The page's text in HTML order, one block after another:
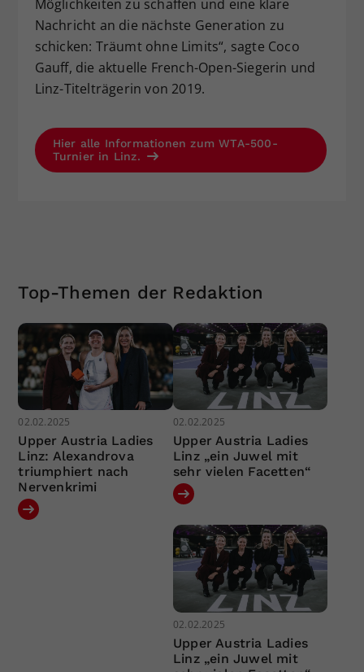
Möglichkeiten zu schaffen und eine klare
Nachricht an die nächste Generation zu
schicken: Träumt ohne Limits“, sagte Coco
Gauff, die aktuelle French-Open-Siegerin und
Linz-Titelträgerin von 2019.
Hier alle Informationen zum WTA-500-
Turnier in Linz.
Top-Themen der Redaktion
02.02.2025
Upper Austria Ladies
Linz: Alexandrova
triumphiert nach
Nervenkrimi
02.02.2025
Upper Austria Ladies
Linz „ein Juwel mit
sehr vielen Facetten“
02.02.2025
Upper Austria Ladies
Linz „ein Juwel mit